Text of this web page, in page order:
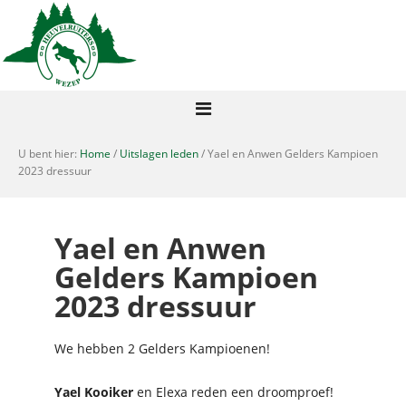
U bent hier: Home / Uitslagen leden/ Yael en Anwen Gelders Kampioen
2023 dressuur
Yael en Anwen
Gelders Kampioen
2023 dressuur
We hebben 2 Gelders Kampioenen!
Yael Kooiker en Elexa reden een droomproef!